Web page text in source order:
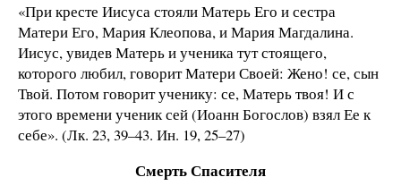
«При кресте Иисуса стояли Матерь Его и сестра
Матери Его, Мария Клеопова, и Мария Магдалина.
Иисус, увидев Матерь и ученика тут стоящего,
которого любил, говорит Матери Своей: Жено! се, сын
Твой. Потом говорит ученику: се, Матерь твоя! И с
этого времени ученик сей (Иоанн Богослов) взял Ее к
себе». (Лк. 23, 39–43. Ин. 19, 25–27)
Смерть Спасителя